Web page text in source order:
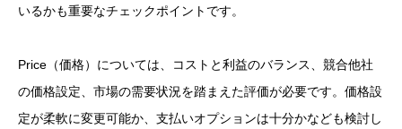
いるかも重要なチェックポイントです。
Price（価格）については、コストと利益のバランス、競合他社
の価格設定、市場の需要状況を踏まえた評価が必要です。価格設
定が柔軟に変更可能か、支払いオプションは十分かなども検討し